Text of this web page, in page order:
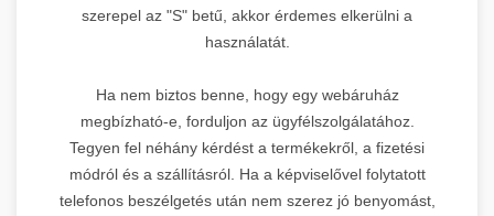
szerepel az "S" betű, akkor érdemes elkerülni a
használatát.
Ha nem biztos benne, hogy egy webáruház
megbízható-e, forduljon az ügyfélszolgálatához.
Tegyen fel néhány kérdést a termékekről, a fizetési
módról és a szállításról. Ha a képviselővel folytatott
telefonos beszélgetés után nem szerez jó benyomást,